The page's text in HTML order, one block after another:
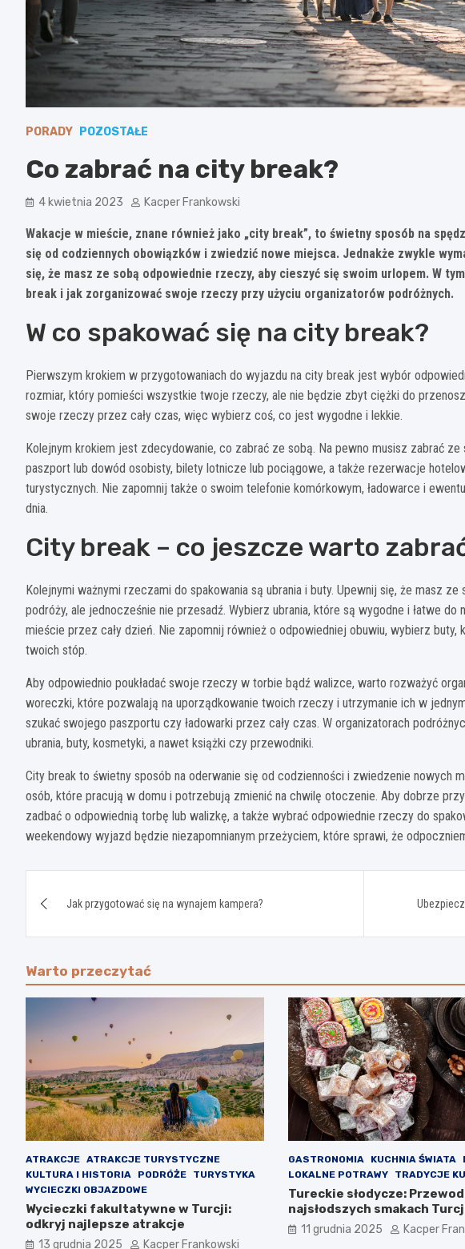
PORADY POZOSTAŁE
Co zabrać na city break?
4 kwietnia 2023 Kacper Frankowski
Wakacje w mieście, znane również jako „city break”, to świetny sposób na
się od codziennych obowiązków i zwiedzić nowe miejsca. Jednakże zwykle
się, że masz ze sobą odpowiednie rzeczy, aby cieszyć się swoim urlopem. W
break i jak zorganizować swoje rzeczy przy użyciu organizatorów podróżnych.
W co spakować się na city break?
Pierwszym krokiem w przygotowaniach do wyjazdu na city break jest wybór
rozmiar, który pomieści wszystkie twoje rzeczy, ale nie będzie zbyt ciężki do
swoje rzeczy przez cały czas, więc wybierz coś, co jest wygodne i lekkie.
Kolejnym krokiem jest zdecydowanie, co zabrać ze sobą. Na pewno musisz zabrać
paszport lub dowód osobisty, bilety lotnicze lub pociągowe, a także rezerwacje
turystycznych. Nie zapomnij także o swoim telefonie komórkowym, ładowarce i
dnia.
City break – co jeszcze warto
Kolejnymi ważnymi rzeczami do spakowania są ubrania i buty. Upewnij się, że masz
podróży, ale jednocześnie nie przesadź. Wybierz ubrania, które są wygodne i łatwe
mieście przez cały dzień. Nie zapomnij również o odpowiedniej obuwiu, wybierz
twoich stóp.
Aby odpowiednio poukładać swoje rzeczy w torbie bądź walizce, warto rozważyć
woreczki, które pozwalają na uporządkowanie twoich rzeczy i utrzymanie ich w
szukać swojego paszportu czy ładowarki przez cały czas. W organizatorach
ubrania, buty, kosmetyki, a nawet książki czy przewodniki.
City break to świetny sposób na oderwanie się od codzienności i zwiedzenie nowych
osób, które pracują w domu i potrzebują zmienić na chwilę otoczenie. Aby dobrze
zadbać o odpowiednią torbę lub walizkę, a także wybrać odpowiednie rzeczy do
weekendowy wyjazd będzie niezapomnianym przeżyciem, które sprawi, że
wpisuJak przygotować się na wynajem kampera?
Warto przeczytać
ATRAKCJE ATRAKCJE TURYSTYCZNE
KULTURA I HISTORIA
PODRÓŻE
TURYSTYKA
WYCIECZKI OBJAZDOWE
Wycieczki fakultatywne w Turcji:
odkryj najlepsze atrakcje
13 grudnia 2025 Kacper Frankowski
GASTRONOMIA KUCHNIA ŚWIATA
LOKALNE POTRAWY
TRADYCJE
Tureckie słodycze:
najsłodszych smakach
11 grudnia 2025 Kacper